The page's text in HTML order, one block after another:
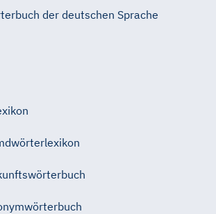
der deutschen Sprache